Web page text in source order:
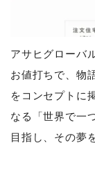
アサヒグローバ
お値打ちで、物
をコンセプトに
なる「世界で一
目指し、その夢